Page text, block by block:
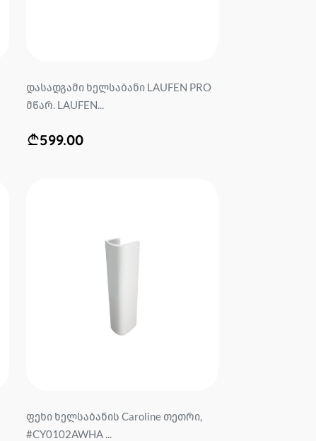
დასადგამი ხელსაბანი LAUFEN PRO
მწარ. LAUFEN...
599.00
ფეხი ხელსაბანის Caroline თეთრი,
#CY0102AWHA ...